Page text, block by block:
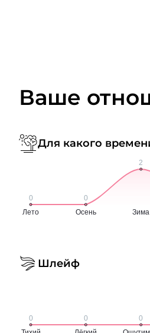
Ваше
Для какого
Шлейф